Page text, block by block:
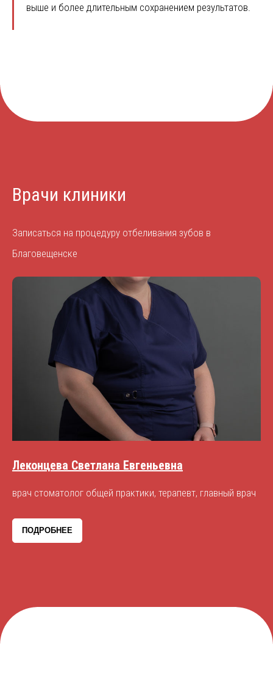
выше и более длительным сохранением результатов.
Врачи клиники
Записаться на процедуру отбеливания зубов в
Благовещенске
Леконцева Светлана Евгеньевна
врач стоматолог общей практики, терапевт, главный врач
ПОДРОБНЕЕ